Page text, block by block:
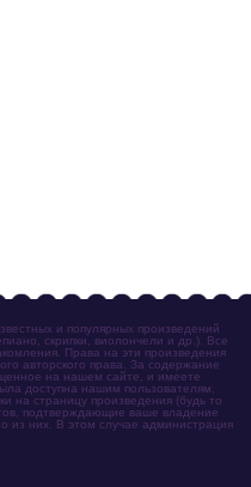
и популярных произведений
скрипки, виолончели и др.). Все
Права на эти произведения
авторского права. За содержание
на нашем сайте, и имеете
доступна нашим пользователям,
на страницу произведения (будь то
подтверждающие ваше владение
из них. В этом случае администрация